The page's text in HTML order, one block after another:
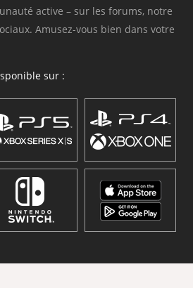
active – sur les forums, notre
Amusez-vous bien dans votre
sur :